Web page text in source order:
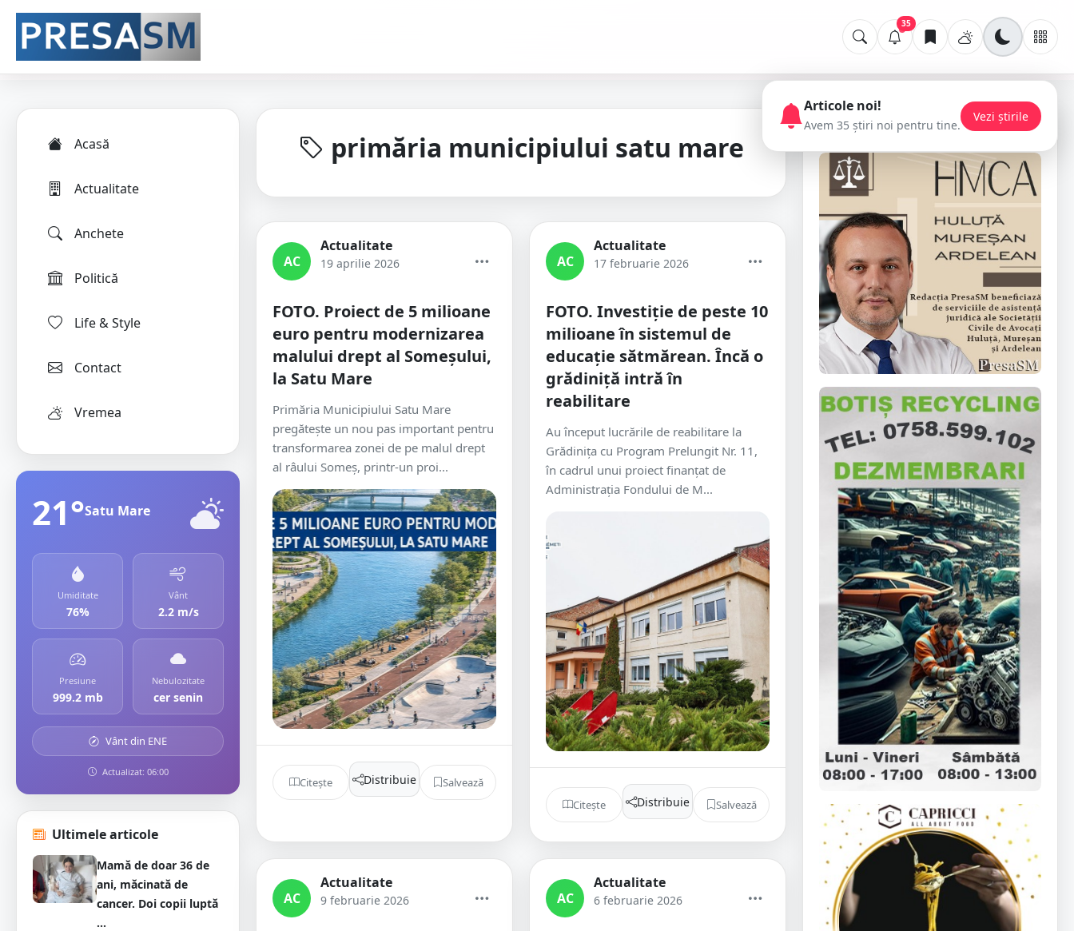
35
Acasă
Actualitate
Anchete
Politică
Life & Style
Contact
Vremea
21°Satu Mare
Umiditate
76%
Vânt
2.2 m/s
Presiune
999.2 mb
Nebulozitate
cer senin
Vânt din ENE
Actualizat: 06:00
Ultimele articole
Mamă de doar 36 de
ani, măcinată de
cancer. Doi copii luptă
...
primăria municipiului satu mare
AC
Actualitate
19 aprilie 2026
FOTO. Proiect de 5 milioane
euro pentru modernizarea
malului drept al Someșului,
la Satu Mare
Primăria Municipiului Satu Mare
pregătește un nou pas important pentru
transformarea zonei de pe malul drept
al râului Someș, printr-un proi...
Citește Distribuie Salvează
AC
Actualitate
17 februarie 2026
FOTO. Investiție de peste 10
milioane în sistemul de
educație sătmărean. Încă o
grădiniță intră în
reabilitare
Au început lucrările de reabilitare la
Grădinița cu Program Prelungit Nr. 11,
în cadrul unui proiect finanțat de
Administrația Fondului de M...
Citește Distribuie Salvează
AC
Actualitate
9 februarie 2026 AC
Actualitate
6 februarie 2026
📢 Publicitate
Articole noi!
Avem 35 știri noi pentru tine.
Vezi știrile